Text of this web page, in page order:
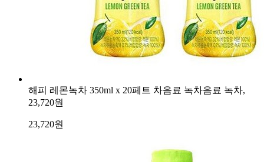
해피 레몬녹차 350ml x 20페트 차음료 녹차음료 녹차,
23,720원
23,720원